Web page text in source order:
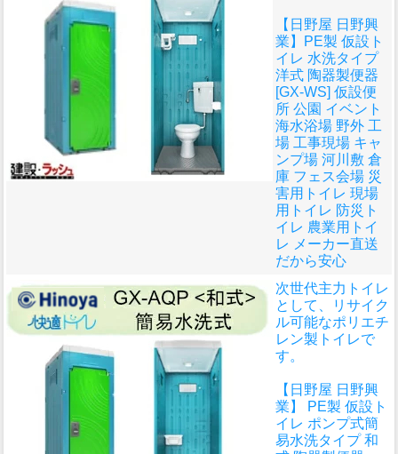
【日野屋 日野興
業】PE製 仮設ト
イレ 水洗タイプ
洋式 陶器製便器
[GX-WS] 仮設便
所 公園 イベント
海水浴場 野外 工
場 工事現場 キャ
ンプ場 河川敷 倉
庫 フェス会場 災
害用トイレ 現場
用トイレ 防災ト
イレ 農業用トイ
レ メーカー直送
だから安心
次世代主力トイレ
として、リサイク
ル可能なポリエチ
レン製トイレで
す。
【日野屋 日野興
業】 PE製 仮設ト
イレ ポンプ式簡
易水洗タイプ 和